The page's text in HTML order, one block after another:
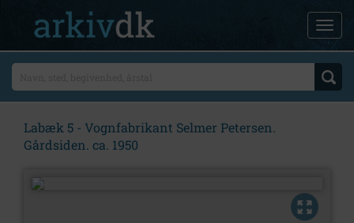
Labæk 5 - Vognfabrikant Selmer Petersen.
Gårdsiden. ca. 1950